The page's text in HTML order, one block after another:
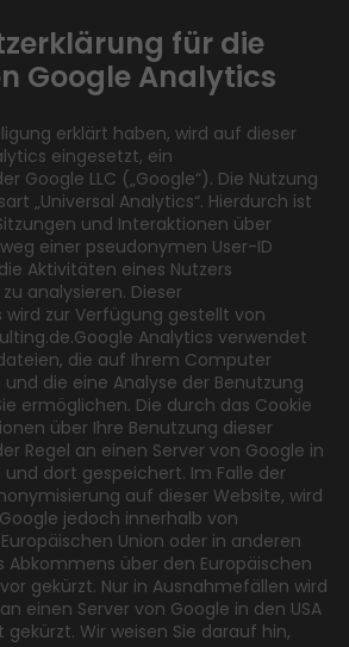
für die
Google Analytics
erklärt haben, wird auf dieser
eingesetzt, ein
Google LLC („Google“). Die Nutzung
„Universal Analytics“. Hierdurch ist
und Interaktionen über
einer pseudonymen User-ID
Aktivitäten eines Nutzers
analysieren. Dieser
zur Verfügung gestellt von
Analytics verwendet
die auf Ihrem Computer
die eine Analyse der Benutzung
ermöglichen. Die durch das Cookie
über Ihre Benutzung dieser
Regel an einen Server von Google in
und dort gespeichert. Im Falle der
auf dieser Website, wird
jedoch innerhalb von
Union oder in anderen
über den Europäischen
gekürzt. Nur in Ausnahmefällen wird
einen Server von Google in den USA
Wir weisen Sie darauf hin,